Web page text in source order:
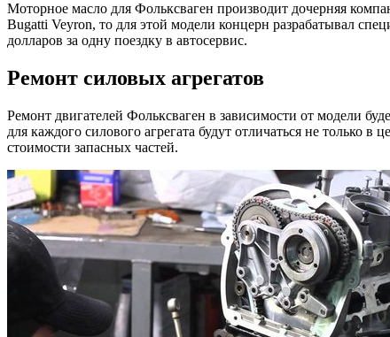
Моторное масло для Фольксваген производит дочерняя
Bugatti Veyron, то для этой модели концерн разрабатывал
долларов за одну поездку в автосервис.
Ремонт силовых агрегатов
Ремонт двигателей Фольксваген в зависимости от модели
для каждого силового агрегата будут отличаться не только
стоимости запасных частей.